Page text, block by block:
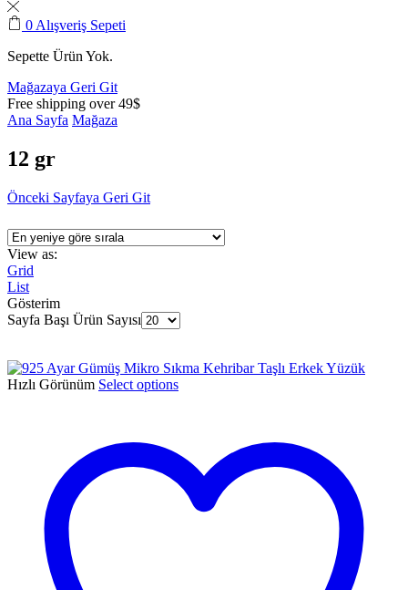
0 Alışveriş Sepeti
Sepette Ürün Yok.
Mağazaya Geri Git
Free shipping over 49$
Ana Sayfa Mağaza
12 gr
Önceki Sayfaya Geri Git
View as:
Grid
List
Gösterim
Sayfa Başı Ürün Sayısı
Hızlı Görünüm Select options